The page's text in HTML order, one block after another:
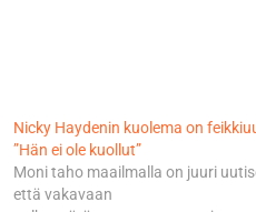
​Nicky Haydenin kuolema on
”Hän ei ole kuollut”
Moni taho maailmalla on juuri
että vakavaan